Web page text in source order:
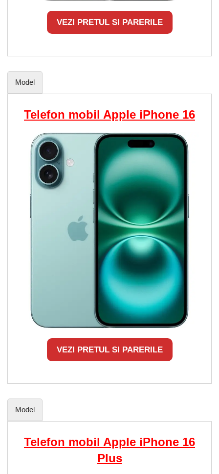
VEZI PRETUL SI PARERILE
Model
Telefon mobil Apple iPhone 16
VEZI PRETUL SI PARERILE
Model
Telefon mobil Apple iPhone 16
Plus